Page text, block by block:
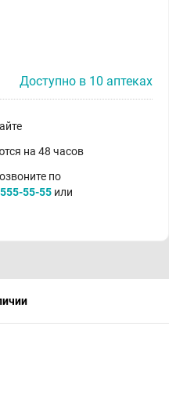
Доступно в 10 аптеках
на 48 часов
по
55-55 или